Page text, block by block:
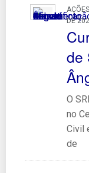
DE
de
O
no
Civil
de